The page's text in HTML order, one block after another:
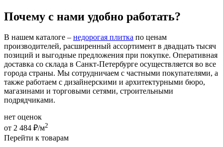
Почему с нами удобно работать?
В нашем каталоге – недорогая плитка по ценам
производителей, расширенный ассортимент в двадцать тысяч
позиций и выгодные предложения при покупке. Оперативная
доставка со склада в Санкт-Петербурге осуществляется во все
города страны. Мы сотрудничаем с частными покупателями, а
также работаем с дизайнерскими и архитектурными бюро,
магазинами и торговыми сетями, строительными
подрядчиками.
нет оценок
от 2 484 ₽/м2
Перейти к товарам